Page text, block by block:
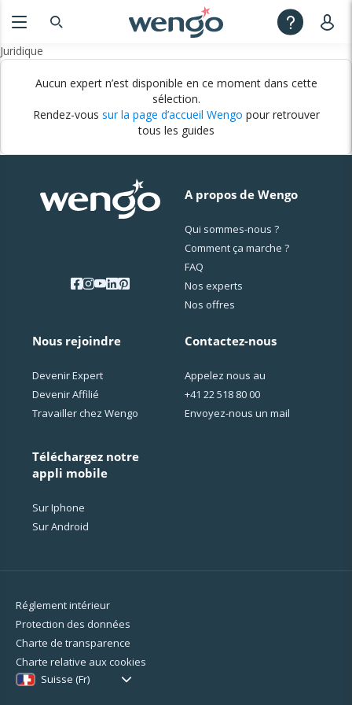
Juridique
Aucun expert n’est disponible en ce moment dans cette
sélection.
Rendez-vous sur la page d’accueil Wengo pour retrouver
tous les guides
A propos de Wengo
Qui sommes-nous ?
Comment ça marche ?
FAQ
Nos experts
Nos offres
Nous rejoindre
Devenir Expert
Devenir Affilié
Travailler chez Wengo
Téléchargez notre
appli mobile
Sur Iphone
Sur Android
Contactez-nous
Appelez nous au
+41 22 518 80 00
Envoyez-nous un mail
Réglement intérieur
Protection des données
Charte de transparence
Charte relative aux cookies
Suisse (Fr)